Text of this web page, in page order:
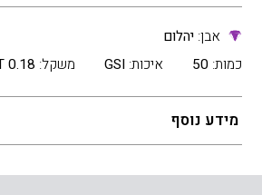
אבן:יהלום
כמות: 50 איכות: GSI משקל: 0.18 CT
מידע נוסף